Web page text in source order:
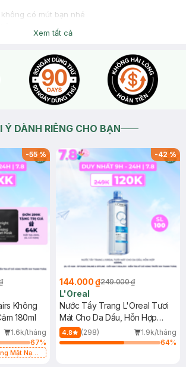
có mút bạn nhé
Xem tất cả
Ý DÀNH RIÊNG CHO BẠN
-55%
Không
180ml
1.6k/tháng
67%
Mặt Nạ
-42%
144.000 ₫249.000 ₫
L'Oreal
Nước Tẩy Trang L'Oreal Tươi
Mát Cho Da Dầu, Hỗn Hợp
400ml
4.8 (298)
1.9k/tháng
64%